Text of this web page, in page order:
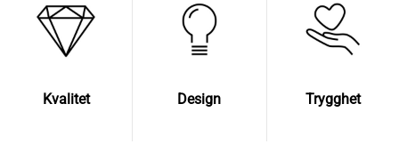
Kvalitet Design Trygghet